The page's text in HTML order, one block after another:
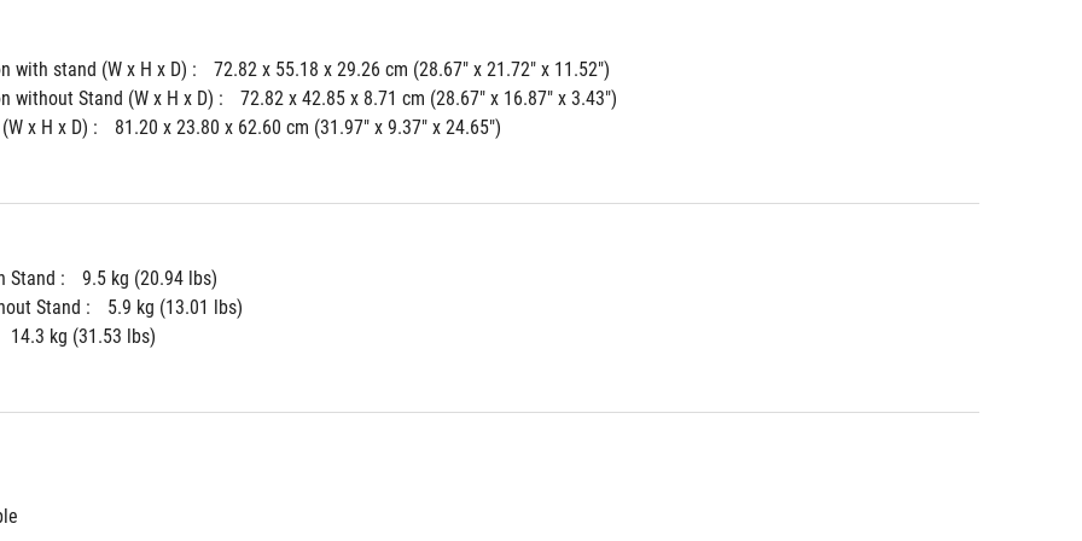
with stand (W x H x D) :
72.82 x 55.18 x 29.26 cm (28.67" x 21.72" x 11.52")
without Stand (W x H x D) :
72.82 x 42.85 x 8.71 cm (28.67" x 16.87" x 3.43")
x H x D) :
81.20 x 23.80 x 62.60 cm (31.97" x 9.37" x 24.65")
Stand :
9.5 kg (20.94 lbs)
Stand :
5.9 kg (13.01 lbs)
14.3 kg (31.53 lbs)